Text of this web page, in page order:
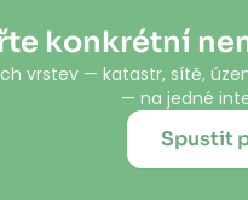
konkrétní
vrstev — katastr, sítě,
— na jedné
Spustit